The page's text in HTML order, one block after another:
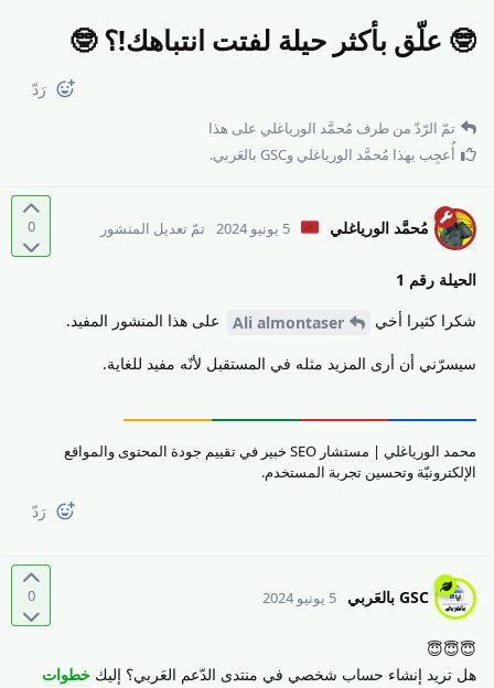
🤓 علّق بأكثر حيلة لفتت انتباهك!؟ 🤓
رَدّ
تمّ الرّدّ من طرف مُحمَّد الورياغلي على هذا
أُعجِب بهذا مُحمَّد الورياغلي وGSC بالعَربي .
0 مُحمَّد الورياغلي 5 يونيو 2024 تمّ تعديل المنشور
الحيلة رقم 1
شكرا كثيرا أخي
Ali almontaser على هذا المنشور المفيد.
سيسرّني أن أرى المزيد مثله في المستقبل لأنّه مفيد للغاية.
محمد الورياغلي | مستشار SEO خبير في تقييم جودة المحتوى والمواقع
الإلكترونيّة وتحسين تجربة المستخدم.
رَدّ
0 GSC بالعَربي 5 يونيو 2024
😇😇😇
هل تريد إنشاء حساب شخصي في منتدى الدّعم العَربي؟ إليك خطوات